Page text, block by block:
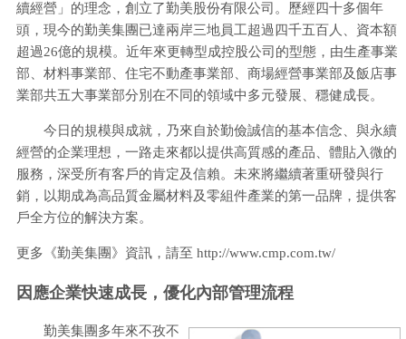
續經營」的理念，創立了勤美股份有限公司。歷經四十多個年
頭，現今的勤美集團已達兩岸三地員工超過四千五百人、資本額
超過26億的規模。近年來更轉型成控股公司的型態，由生產事業
部、材料事業部、住宅不動產事業部、商場經營事業部及飯店事
業部共五大事業部分別在不同的領域中多元發展、穩健成長。
今日的規模與成就，乃來自於勤儉誠信的基本信念、與永續
經營的企業理想，一路走來都以提供高質感的產品、體貼入微的
服務，深受所有客戶的肯定及信賴。未來將繼續著重研發與行
銷，以期成為高品質金屬材料及零組件產業的第一品牌，提供客
戶全方位的解決方案。
更多《勤美集團》資訊，請至 http://www.cmp.com.tw/
因應企業快速成長，優化內部管理流程
勤美集團多年來不孜不